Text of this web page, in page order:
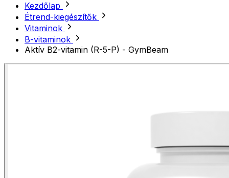
Kezdőlap
Étrend-kiegészítők
Vitaminok
B-vitaminok
Aktív B2-vitamin (R-5-P) - GymBeam